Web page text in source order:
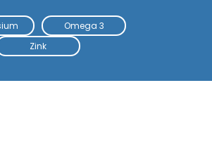
Omega 3
Zink